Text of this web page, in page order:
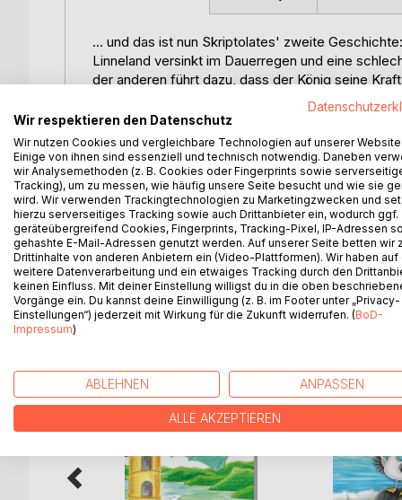
... und das ist nun Skriptolates' zweite Geschichte:
Linneland versinkt im Dauerregen und eine
der anderen führt dazu, dass der König seine
Hände voll zu tun, ihr geliebtes Linneland vor
zu retten. Können vielleicht die rätselhaften
von Schätzen versteckter Magie sprechen,
Der Drache indes, tief unter der Erde in seiner
nicht in seinen ersehnten Schlaf. Es ist seine
nicht schlafen lässt. Schließlich fasst er einen
sich auf den Weg nach oben, zurück nach
WEITERE TITEL BEIBoD
Wir respektieren den Datenschutz
Wir nutzen Cookies und vergleichbare Technologien auf unserer Website.
Einige von ihnen sind essenziell und technisch notwendig. Daneben
wir Analysemethoden (z. B. Cookies oder Fingerprints sowie
Tracking), um zu messen, wie häufig unsere Seite besucht und wie sie
wird. Wir verwenden Trackingtechnologien zu Marketingzwecken und
hierzu serverseitiges Tracking sowie auch Drittanbieter ein, wodurch ggf.
geräteübergreifend Cookies, Fingerprints, Tracking-Pixel, IP-Adressen
gehashte E-Mail-Adressen genutzt werden. Auf unserer Seite betten wir
Drittinhalte von anderen Anbietern ein (Video-Plattformen). Wir haben auf
weitere Datenverarbeitung und ein etwaiges Tracking durch den
keinen Einfluss. Mit deiner Einstellung willigst du in die oben
Vorgänge ein. Du kannst deine Einwilligung (z. B. im Footer unter „Privacy-
Einstellungen“) jederzeit mit Wirkung für die Zukunft widerrufen. (BoD-
Impressum)
ABLEHNEN ANPASSEN
ALLE AKZEPTIEREN